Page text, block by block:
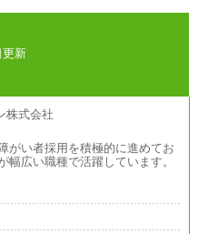
更新
がい者採用を積極的に進めてお
幅広い職種で活躍しています。